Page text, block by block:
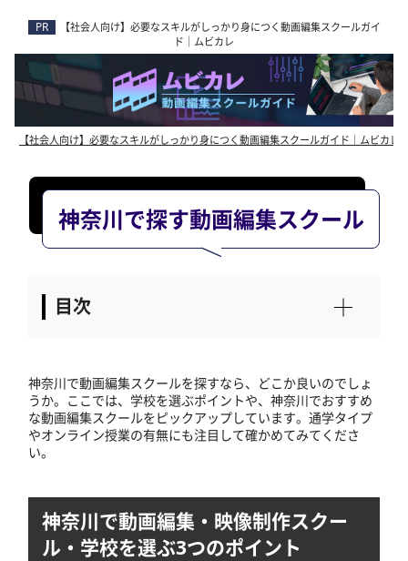
【社会人向け】必要なスキルがしっかり身につく動画編集スクールガイ
ド｜ムビカレ
【社会人向け】必要なスキルがしっかり身につく動画編集スクールガイド｜ムビカレ
神奈川で探す動画編集スクール
神奈川で動画編集スクールを探すなら、どこか良いのでしょ
うか。ここでは、学校を選ぶポイントや、神奈川でおすすめ
な動画編集スクールをピックアップしています。通学タイプ
やオンライン授業の有無にも注目して確かめてみてくださ
い。
神奈川で動画編集・映像制作スクー
ル・学校を選ぶ3つのポイント